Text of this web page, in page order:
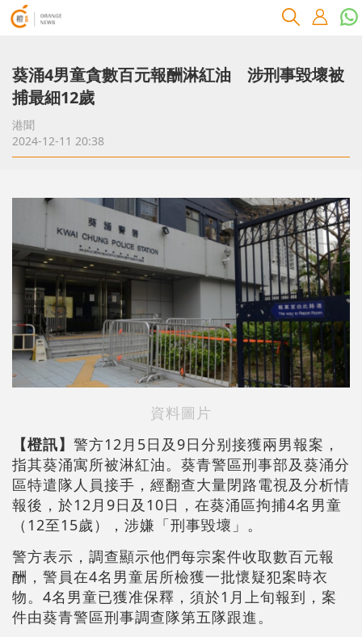
葵涌4男童貪數百元報酬淋紅油 涉刑事毀壞被
捕最細12歲
港聞
2024-12-11 20:38
資料圖片
【橙訊】 警方12月5日及9日分别接獲兩男報案，
指其葵涌寓所被淋紅油。葵青警區刑事部及葵涌分
區特遣隊人員接手，經翻查大量閉路電視及分析情
報後，於12月9日及10日，在葵涌區拘捕4名男童
（12至15歲），涉嫌「刑事毀壞」。
警方表示，調查顯示他們每宗案件收取數百元報
酬，警員在4名男童居所檢獲一批懷疑犯案時衣
物。4名男童已獲准保釋，須於1月上旬報到，案
件由葵青警區刑事調查隊第五隊跟進。